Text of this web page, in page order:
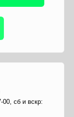
00, сб и вскр: